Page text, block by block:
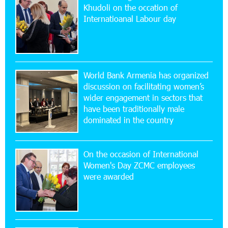
17:52:52 20-07-2026
CashIn Services at AraratBank ATMs: Fast,
Simple, and Secure
Ucom Sales and Service Center Reopens at 3/47
Yerevanyan Street in Yeghvard
15:47:47 17-07-2026
Up to 25% idcoin when purchasing Flyone flight
tickets: Idram&IDBank
15:10:21 17-07-2026
Converse Bank Named Armenia’s Best Digital
Bank for Consumers by Euromoney
Khudoli on the օccation of
Internatioanal Labour day
World Bank Armenia has organized
discussion on facilitating women’s
wider engagement in sectors that
have been traditionally male
dominated in the country
On the occasion of International
Women's Day ZCMC employees
were awarded